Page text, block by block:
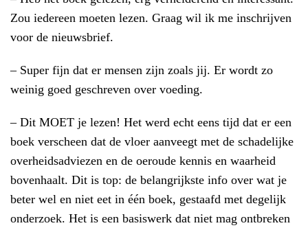
Zou iedereen moeten lezen. Graag wil ik me inschrijven
voor de nieuwsbrief.
– Super fijn dat er mensen zijn zoals jij. Er wordt zo
weinig goed geschreven over voeding.
– Dit MOET je lezen! Het werd echt eens tijd dat er een
boek verscheen dat de vloer aanveegt met de schadelijke
overheidsadviezen en de oeroude kennis en waarheid
bovenhaalt. Dit is top: de belangrijkste info over wat je
beter wel en niet eet in één boek, gestaafd met degelijk
onderzoek. Het is een basiswerk dat niet mag ontbreken